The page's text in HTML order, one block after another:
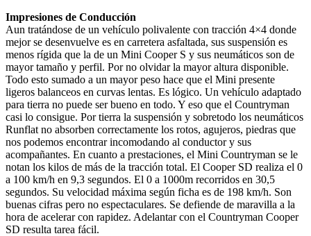
Impresiones de Conducción
Aun tratándose de un vehículo polivalente con tracción 4×4 donde
mejor se desenvuelve es en carretera asfaltada, sus suspensión es
menos rígida que la de un Mini Cooper S y sus neumáticos son de
mayor tamaño y perfil. Por no olvidar la mayor altura disponible.
Todo esto sumado a un mayor peso hace que el Mini presente
ligeros balanceos en curvas lentas. Es lógico. Un vehículo adaptado
para tierra no puede ser bueno en todo. Y eso que el Countryman
casi lo consigue. Por tierra la suspensión y sobretodo los neumáticos
Runflat no absorben correctamente los rotos, agujeros, piedras que
nos podemos encontrar incomodando al conductor y sus
acompañantes. En cuanto a prestaciones, el Mini Countryman se le
notan los kilos de más de la tracción total. El Cooper SD realiza el 0
a 100 km/h en 9,3 segundos. El 0 a 1000m recorridos en 30,5
segundos. Su velocidad máxima según ficha es de 198 km/h. Son
buenas cifras pero no espectaculares. Se defiende de maravilla a la
hora de acelerar con rapidez. Adelantar con el Countryman Cooper
SD resulta tarea fácil.